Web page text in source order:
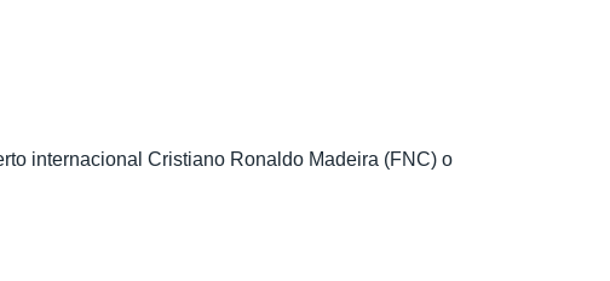
internacional Cristiano Ronaldo Madeira (FNC) o